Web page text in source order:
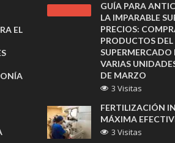
EL
GUÍA PARA
LA IMPARABLE
PRECIOS:
PRODUCTOS DEL
SUPERMERCADO
VARIAS
DE MARZO
3 Visitas
FERTILIZACIÓN
MÁXIMA
3 Visitas